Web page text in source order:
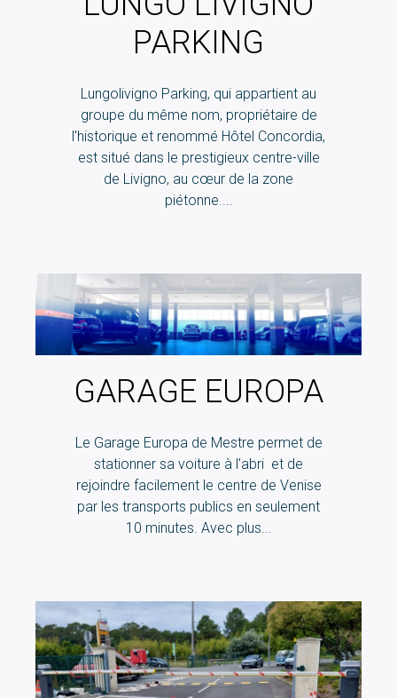
PARKING
Lungolivigno Parking, qui appartient au
groupe du même nom, propriétaire de
l'historique et renommé Hôtel Concordia,
est situé dans le prestigieux centre-ville
de Livigno, au cœur de la zone
piétonne....
GARAGE EUROPA
Le Garage Europa de Mestre permet de
stationner sa voiture à l'abri et de
rejoindre facilement le centre de Venise
par les transports publics en seulement
10 minutes. Avec plus...